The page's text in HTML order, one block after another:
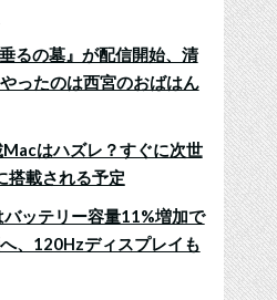
るの墓』が配信開始、清
ったのは西宮のおばはん
はハズレ？すぐに次世
搭載される予定
ッテリー容量11%増加で
、120Hzディスプレイも